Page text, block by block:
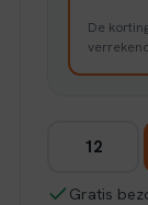
De
Spigato
EstinoGratis